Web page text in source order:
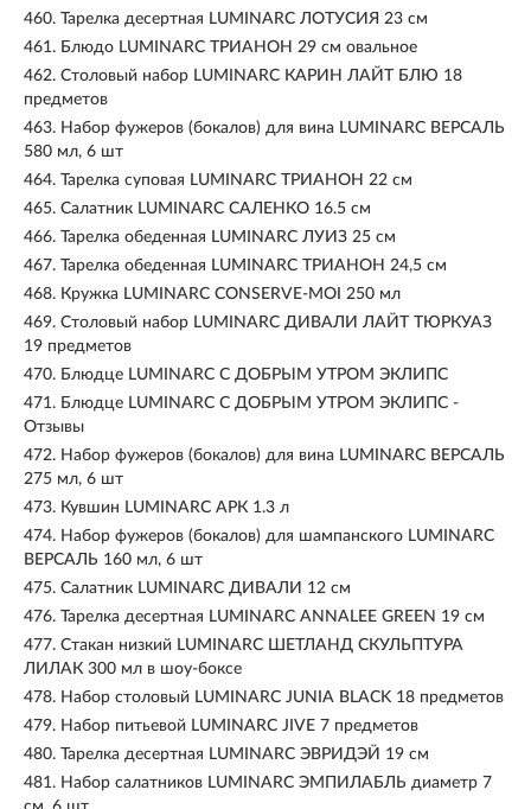
460. Тарелка десертная LUMINARC ЛОТУСИЯ 23 см
461. Блюдо LUMINARC ТРИАНОН 29 см овальное
462. Столовый набор LUMINARC КАРИН ЛАЙТ БЛЮ 18
предметов
463. Набор фужеров (бокалов) для вина LUMINARC ВЕРСАЛЬ
580 мл, 6 шт
464. Тарелка суповая LUMINARC ТРИАНОН 22 см
465. Салатник LUMINARC САЛЕНКО 16.5 см
466. Тарелка обеденная LUMINARC ЛУИЗ 25 см
467. Тарелка обеденная LUMINARC ТРИАНОН 24,5 см
468. Кружка LUMINARC CONSERVE-MOI 250 мл
469. Столовый набор LUMINARC ДИВАЛИ ЛАЙТ ТЮРКУАЗ
19 предметов
470. Блюдце LUMINARC С ДОБРЫМ УТРОМ ЭКЛИПС
471. Блюдце LUMINARC С ДОБРЫМ УТРОМ ЭКЛИПС -
Отзывы
472. Набор фужеров (бокалов) для вина LUMINARC ВЕРСАЛЬ
275 мл, 6 шт
473. Кувшин LUMINARC АРК 1.3 л
474. Набор фужеров (бокалов) для шампанского LUMINARC
ВЕРСАЛЬ 160 мл, 6 шт
475. Салатник LUMINARC ДИВАЛИ 12 см
476. Тарелка десертная LUMINARC ANNALEE GREEN 19 см
477. Стакан низкий LUMINARC ШЕТЛАНД СКУЛЬПТУРА
ЛИЛАК 300 мл в шоу-боксе
478. Набор столовый LUMINARC JUNIA BLACK 18 предметов
479. Набор питьевой LUMINARC JIVE 7 предметов
480. Тарелка десертная LUMINARC ЭВРИДЭЙ 19 см
481. Набор cалатников LUMINARC ЭМПИЛАБЛЬ диаметр 7